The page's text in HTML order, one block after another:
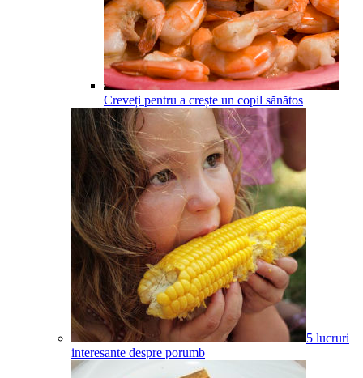
Creveți pentru a crește un copil sănătos
5 lucruri
interesante despre porumb